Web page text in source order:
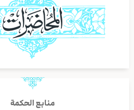
منابع الحكمة